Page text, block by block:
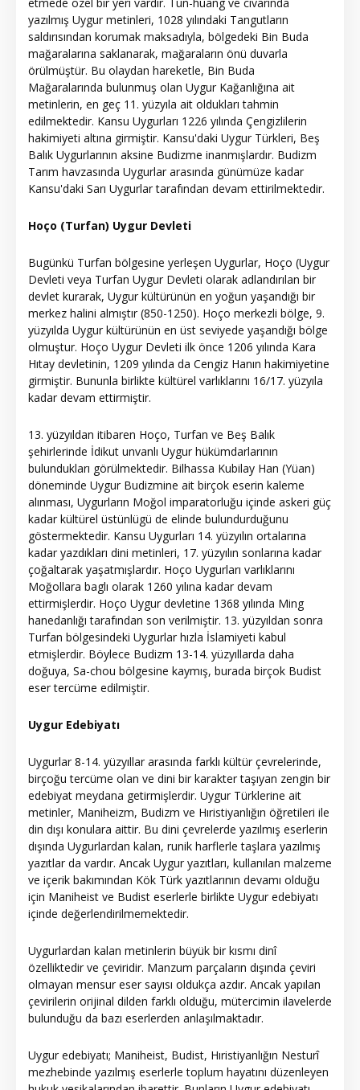
yazılmış Uygur metinleri, 1028 yılındaki Tangutların
saldırısından korumak maksadıyla, bölgedeki Bin Buda
mağaralarına saklanarak, mağaraların önü duvarla
örülmüştür. Bu olaydan hareketle, Bin Buda
Mağaralarında bulunmuş olan Uygur Kağanlığına ait
metinlerin, en geç 11. yüzyıla ait oldukları tahmin
edilmektedir. Kansu Uygurları 1226 yılında Çengizlilerin
hakimiyeti altına girmiştir. Kansu'daki Uygur Türkleri, Beş
Balık Uygurlarının aksine Budizme inanmışlardır. Budizm
Tarım havzasında Uygurlar arasında günümüze kadar
Kansu'daki Sarı Uygurlar tarafından devam ettirilmektedir.
Hoço (Turfan) Uygur Devleti
Bugünkü Turfan bölgesine yerleşen Uygurlar, Hoço (Uygur
Devleti veya Turfan Uygur Devleti olarak adlandırılan bir
devlet kurarak, Uygur kültürünün en yoğun yaşandığı bir
merkez halini almıştır (850-1250). Hoço merkezli bölge, 9.
yüzyılda Uygur kültürünün en üst seviyede yaşandığı bölge
olmuştur. Hoço Uygur Devleti ilk önce 1206 yılında Kara
Hıtay devletinin, 1209 yılında da Cengiz Hanın hakimiyetine
girmiştir. Bununla birlikte kültürel varlıklarını 16/17. yüzyıla
kadar devam ettirmiştir.
13. yüzyıldan itibaren Hoço, Turfan ve Beş Balık
şehirlerinde İdikut unvanlı Uygur hükümdarlarının
bulundukları görülmektedir. Bilhassa Kubilay Han (Yüan)
döneminde Uygur Budizmine ait birçok eserin kaleme
alınması, Uygurların Moğol imparatorluğu içinde askeri güç
kadar kültürel üstünlügü de elinde bulundurduğunu
göstermektedir. Kansu Uygurları 14. yüzyılın ortalarına
kadar yazdıkları dini metinleri, 17. yüzyılın sonlarına kadar
çoğaltarak yaşatmışlardır. Hoço Uygurları varlıklarını
Moğollara baglı olarak 1260 yılına kadar devam
ettirmişlerdir. Hoço Uygur devletine 1368 yılında Ming
hanedanlığı tarafından son verilmiştir. 13. yüzyıldan sonra
Turfan bölgesindeki Uygurlar hızla İslamiyeti kabul
etmişlerdir. Böylece Budizm 13-14. yüzyıllarda daha
doğuya, Sa-chou bölgesine kaymış, burada birçok Budist
eser tercüme edilmiştir.
Uygur Edebiyatı
Uygurlar 8-14. yüzyıllar arasında farklı kültür çevrelerinde,
birçoğu tercüme olan ve dini bir karakter taşıyan zengin bir
edebiyat meydana getirmişlerdir. Uygur Türklerine ait
metinler, Maniheizm, Budizm ve Hıristiyanlığın öğretileri ile
din dışı konulara aittir. Bu dini çevrelerde yazılmış eserlerin
dışında Uygurlardan kalan, runik harflerle taşlara yazılmış
yazıtlar da vardır. Ancak Uygur yazıtları, kullanılan malzeme
ve içerik bakımından Kök Türk yazıtlarının devamı olduğu
için Maniheist ve Budist eserlerle birlikte Uygur edebiyatı
içinde değerlendirilmemektedir.
Uygurlardan kalan metinlerin büyük bir kısmı dinî
özelliktedir ve çeviridir. Manzum parçaların dışında çeviri
olmayan mensur eser sayısı oldukça azdır. Ancak yapılan
çevirilerin orijinal dilden farklı olduğu, mütercimin ilavelerde
bulunduğu da bazı eserlerden anlaşılmaktadır.
Uygur edebiyatı; Maniheist, Budist, Hıristiyanlığın Nesturî
mezhebinde yazılmış eserlerle toplum hayatını düzenleyen